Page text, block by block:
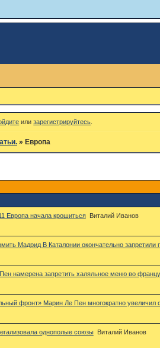
илизарегистрируйтесь
» Европа
Европа начала крошиться
Виталий Иванов
Мадрид В Каталонии окончательно запретили
намерена запретить халяльное меню во
фронт» Марин Ле Пен многократно увеличил
однополые союзы
Виталий Иванов